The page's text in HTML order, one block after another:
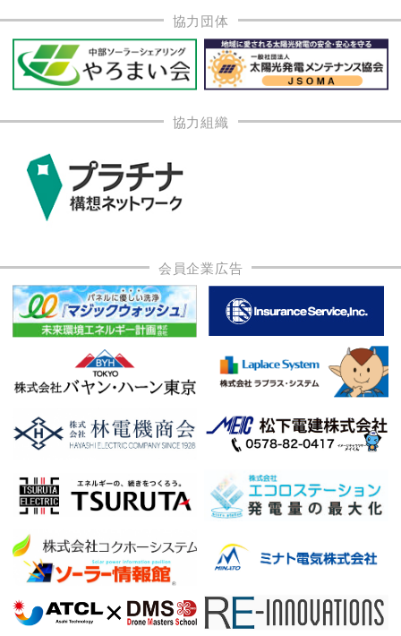
協力団体
協力組織
会員企業広告